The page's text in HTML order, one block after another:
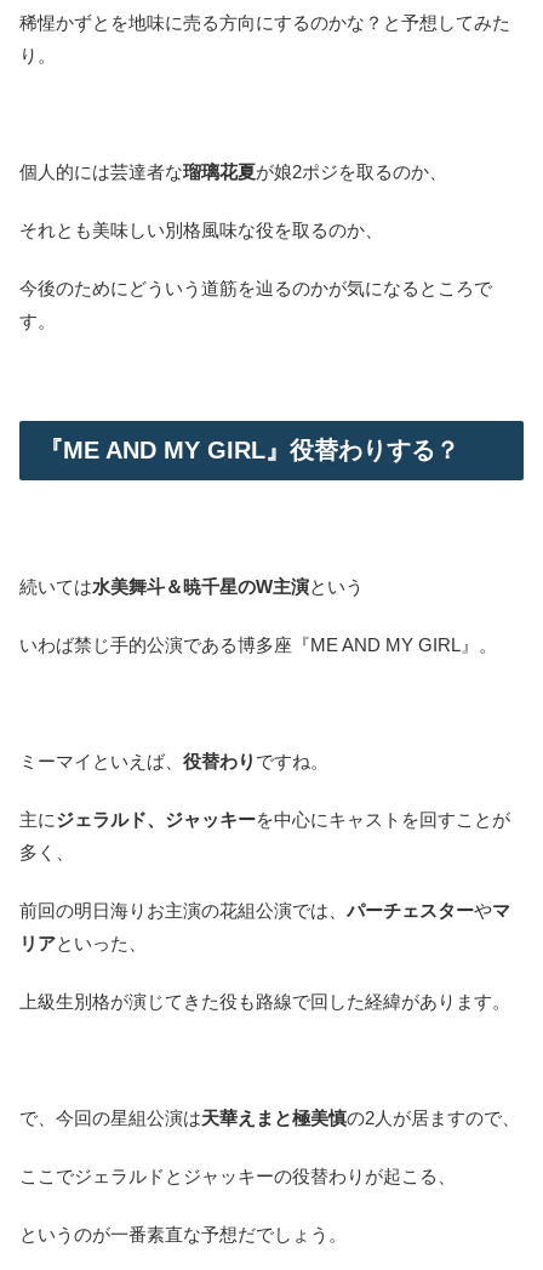
稀惺かずとを地味に売る方向にするのかな？と予想してみた
り。
個人的には芸達者な瑠璃花夏が娘2ポジを取るのか、
それとも美味しい別格風味な役を取るのか、
今後のためにどういう道筋を辿るのかが気になるところで
す。
『ME AND MY GIRL』役替わりする？
続いては水美舞斗＆暁千星のW主演という
いわば禁じ手的公演である博多座『ME AND MY GIRL』。
ミーマイといえば、 役替わり ですね。
主にジェラルド、ジャッキーを中心にキャストを回すことが
多く、
前回の明日海りお主演の花組公演では、 パーチェスターやマ
リアといった、
上級生別格が演じてきた役も路線で回した経緯があります。
で、今回の星組公演は天華えまと極美慎の2人が居ますので、
ここでジェラルドとジャッキーの役替わりが起こる、
というのが一番素直な予想だでしょう。